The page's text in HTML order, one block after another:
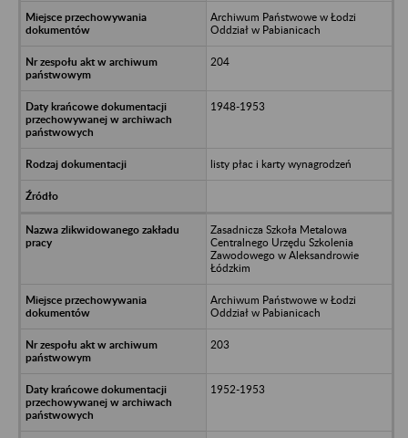
Archiwum Państwowe w Łodzi
Oddział w Pabianicach
204
1948-1953
listy płac i karty wynagrodzeń
Zasadnicza Szkoła Metalowa
Centralnego Urzędu Szkolenia
Zawodowego w Aleksandrowie
Łódzkim
Archiwum Państwowe w Łodzi
Oddział w Pabianicach
203
1952-1953